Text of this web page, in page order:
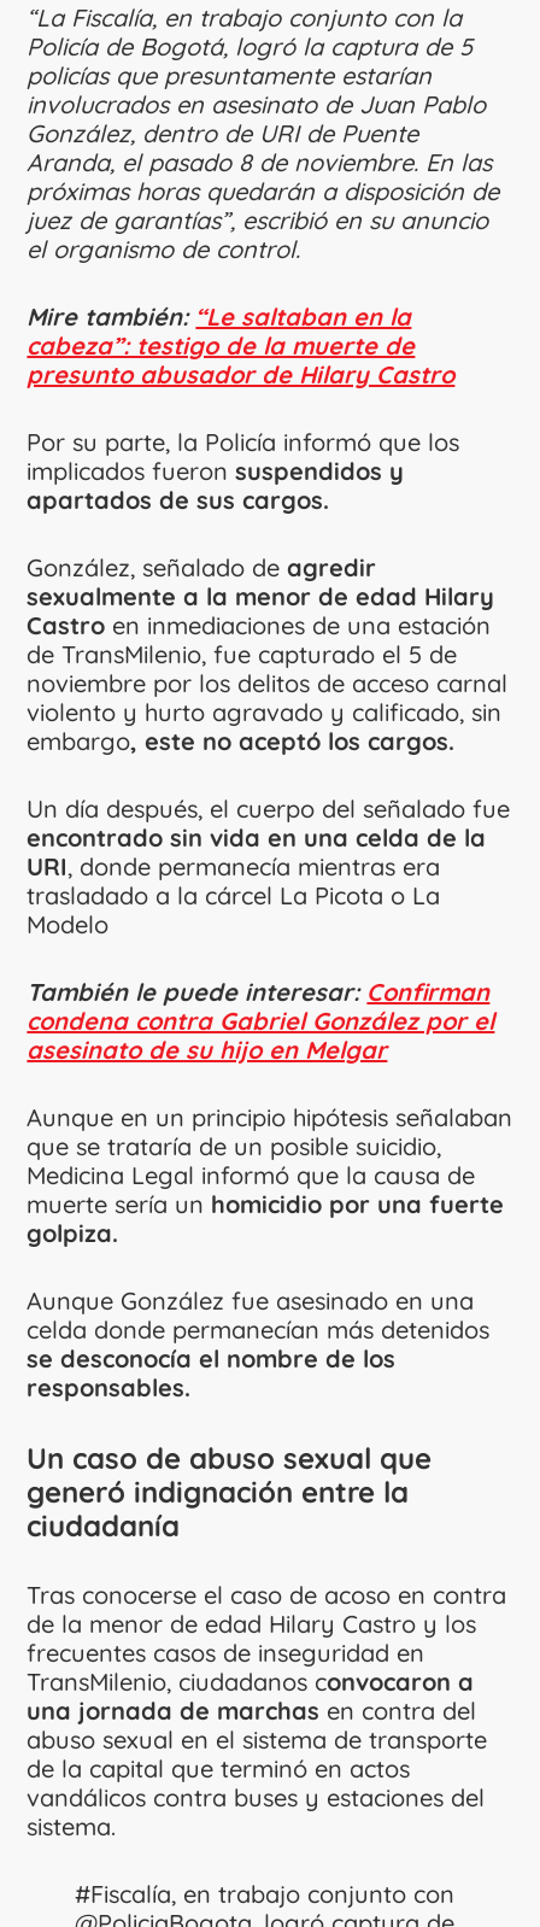
“La Fiscalía, en trabajo conjunto con la
Policía de Bogotá, logró la captura de 5
policías que presuntamente estarían
involucrados en asesinato de Juan Pablo
González, dentro de URI de Puente
Aranda, el pasado 8 de noviembre. En las
próximas horas quedarán a disposición de
juez de garantías”, escribió en su anuncio
el organismo de control.
Mire también: “Le saltaban en la
cabeza”: testigo de la muerte de
presunto abusador de Hilary Castro
Por su parte, la Policía informó que los
implicados fueronsuspendidos y
apartados de sus cargos.
González, señalado de agredir
sexualmente a la menor de edad Hilary
Castro en inmediaciones de una estación
de TransMilenio, fue capturado el 5 de
noviembre por los delitos de acceso carnal
violento y hurto agravado y calificado, sin
embargo, este no aceptó los cargos.
Un día después, el cuerpo del señalado fue
encontrado sin vida en una celda de la
URI, donde permanecía mientras era
trasladado a la cárcel La Picota o La
Modelo
También le puede interesar: Confirman
condena contra Gabriel González por el
asesinato de su hijo en Melgar
Aunque en un principio hipótesis señalaban
que se trataría de un posible suicidio,
Medicina Legal informó que la causa de
muerte sería un homicidio por una fuerte
golpiza.
Aunque González fue asesinado en una
celda donde permanecían más detenidos
se desconocía el nombre de los
responsables.
Un caso de abuso sexual que
generó indignación entre la
ciudadanía
Tras conocerse el caso de acoso en contra
de la menor de edad Hilary Castro y los
frecuentes casos de inseguridad en
TransMilenio, ciudadanos convocaron a
una jornada de marchas en contra del
abuso sexual en el sistema de transporte
de la capital que terminó en actos
vandálicos contra buses y estaciones del
sistema.
#Fiscalía, en trabajo conjunto con